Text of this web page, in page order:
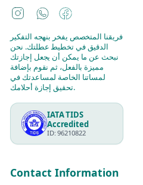
Instagram
WhatsAppFacebook
فريقنا المتخصص يفخر بنهجه التفكير
الدقيق في تخطيط عطلتك. نحن
نبحث عن ما يمكن أن يجعل إجازتك
مميزة بالفعل، ثم نقوم بإضافة
لمساتنا الخاصة لمساعدتك في
تحقيق إجازة أحلامك.
IATA TIDS
Accredited
ID: 96210822
Contact Information